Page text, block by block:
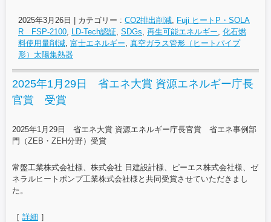
2025年3月26日 | カテゴリー : CO2排出削減 Fuji ヒートP・SOLA
R FSP-2100 LD-Tech認証 SDGs 再生可能エネルギー 化石燃
料使用量削減 富士エネルギー 真空ガラス管形（ヒートパイプ
形）太陽集熱器
2025年1月29日 省エネ大賞 資源エネルギー庁長
官賞 受賞
2025年1月29日 省エネ大賞 資源エネルギー庁長官賞 省エネ事例部
門（ZEB・ZEH分野）受賞
常盤工業株式会社様、株式会社 日建設計様、ピーエス株式会社様、ゼ
ネラルヒートポンプ工業株式会社様と共同受賞させていただきまし
た。
［ 詳細 ］